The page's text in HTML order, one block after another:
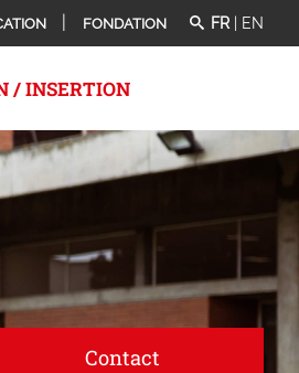
FONDATION FR EN
/ INSERTION
Contact